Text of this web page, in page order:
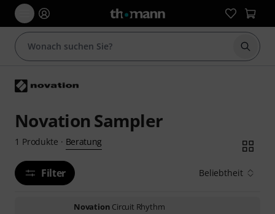
Suche
Novation Sampler
1 Produkte · Beratung
Filter Beliebtheit
Novation Circuit Rhythm